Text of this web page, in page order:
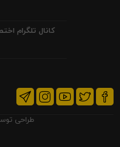
کانال تلگرام
طراحی